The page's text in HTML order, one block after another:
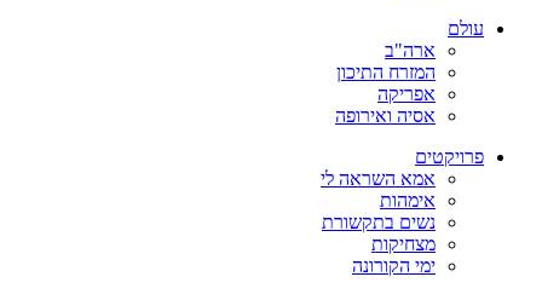
עולם
ארה"ב
המזרח התיכון
אפריקה
אסיה ואירופה
פרויקטים
אמא השראה לי
אימהות
נשים בתקשורת
מצחיקות
ימי הקורונה